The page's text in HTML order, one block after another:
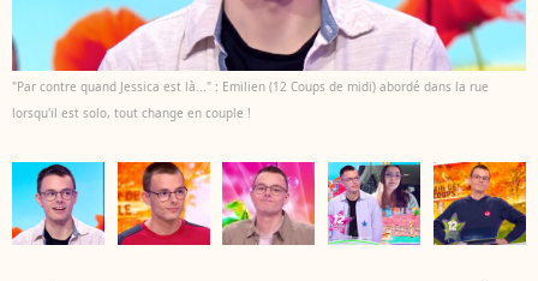
"Par contre quand Jessica est là..." : Emilien (12 Coups de midi) abordé dans la rue
lorsqu'il est solo, tout change en couple !